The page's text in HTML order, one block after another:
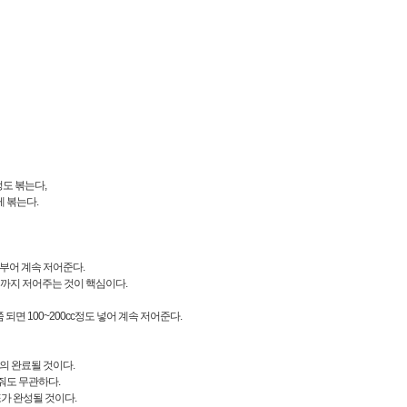
볶는다,
볶는다.
어 계속 저어준다.
지 저어주는 것이 핵심이다.
면 100~200cc정도 넣어 계속 저어준다.
완료될 것이다.
도 무관하다.
완성될 것이다.